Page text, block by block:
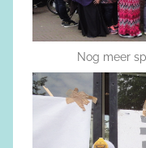
Nog meer